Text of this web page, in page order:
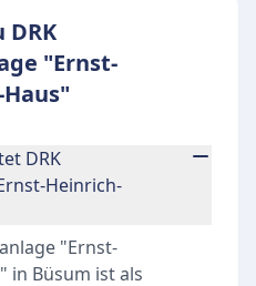
DRK
"Ernst-
DRK
Heinrich-
"Ernst-
in Büsum ist als